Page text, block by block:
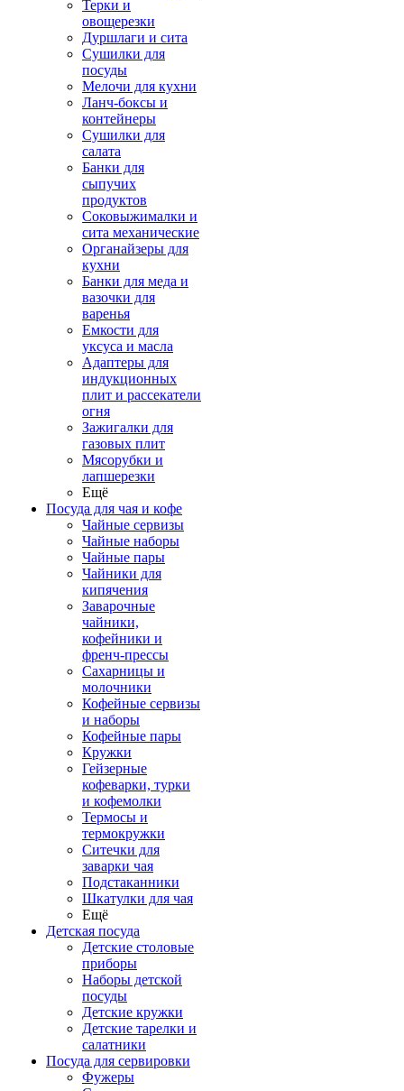
Терки и
овощерезки
Дуршлаги и сита
Сушилки для
посуды
Мелочи для кухни
Ланч-боксы и
контейнеры
Сушилки для
салата
Банки для
сыпучих
продуктов
Соковыжималки и
сита механические
Органайзеры для
кухни
Банки для меда и
вазочки для
варенья
Емкости для
уксуса и масла
Адаптеры для
индукционных
плит и рассекатели
огня
Зажигалки для
газовых плит
Мясорубки и
лапшерезки
Ещё
Посуда для чая и кофе
Чайные сервизы
Чайные наборы
Чайные пары
Чайники для
кипячения
Заварочные
чайники,
кофейники и
френч-прессы
Сахарницы и
молочники
Кофейные сервизы
и наборы
Кофейные пары
Кружки
Гейзерные
кофеварки, турки
и кофемолки
Термосы и
термокружки
Ситечки для
заварки чая
Подстаканники
Шкатулки для чая
Ещё
Детская посуда
Детские столовые
приборы
Наборы детской
посуды
Детские кружки
Детские тарелки и
салатники
Посуда для сервировки
Фужеры